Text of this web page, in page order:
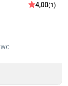
4,00(1)
WC